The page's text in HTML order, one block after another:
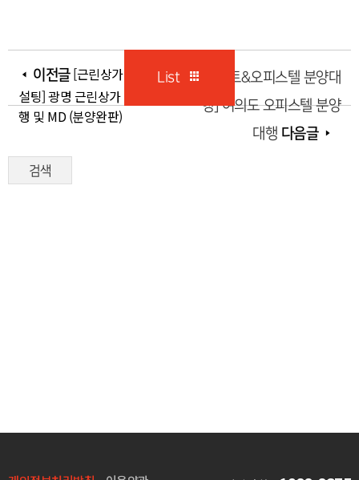
이전글 [근린상가 자문 컨
설팅] 광명 근린상가 분양대
행 및 MD (분양완판)
[아파트&오피스텔 분양대
행] 여의도 오피스텔 분양
대행 다음글
검색
List